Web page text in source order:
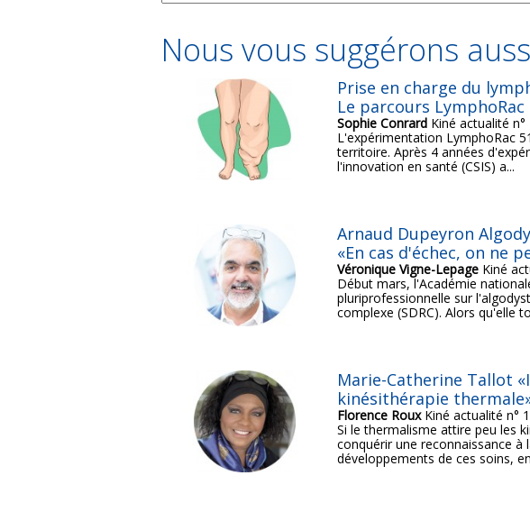
Nous vous suggérons
Prise en charge du
Le parcours
Sophie ConrardKiné actualité n°
L'expérimentation LymphoRac
territoire. Après 4 années
l'innovation en santé (CSIS) a...
Arnaud Dupeyron
«En cas d'échec, on ne
Véronique Vigne-LepageKiné
Début mars, l'Académie
pluriprofessionnelle sur
complexe (SDRC). Alors qu'elle
Marie-Catherine Tallot
kinésithérapie
Florence RouxKiné actualité n°
Si le thermalisme attire peu les
conquérir une reconnaissance
développements de ces soins,